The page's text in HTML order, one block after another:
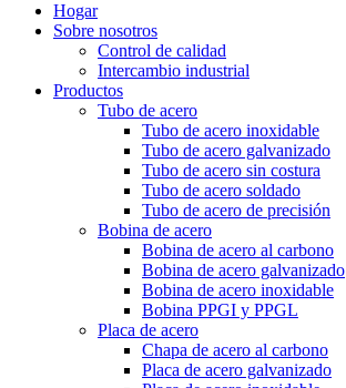
Hogar
Sobre nosotros
Control de calidad
Intercambio industrial
Productos
Tubo de acero
Tubo de acero inoxidable
Tubo de acero galvanizado
Tubo de acero sin costura
Tubo de acero soldado
Tubo de acero de precisión
Bobina de acero
Bobina de acero al carbono
Bobina de acero galvanizado
Bobina de acero inoxidable
Bobina PPGI y PPGL
Placa de acero
Chapa de acero al carbono
Placa de acero galvanizado